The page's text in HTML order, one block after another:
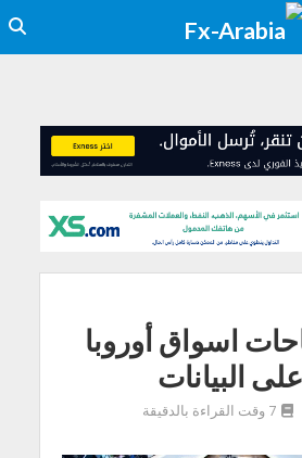
اسواق أوروبا
البيانات
7 وقت القراءة بالدقيقة